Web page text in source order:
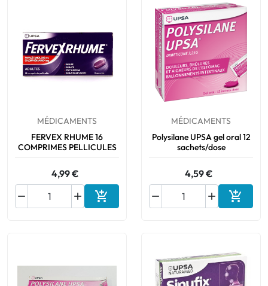
MÉDICAMENTS
FERVEX RHUME 16
COMPRIMES PELLICULES
4,99 €

 Ajouter au panier
MÉDICAMENTS
Polysilane UPSA gel oral 12
sachets/dose
4,59 €

 